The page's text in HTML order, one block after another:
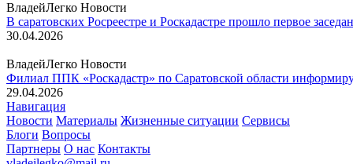
ВладейЛегко Новости
В саратовских Росреестре и Роскадастре прошло первое
30.04.2026
ВладейЛегко Новости
Филиал ППК «Роскадастр» по Саратовской области
29.04.2026
Навигация
Новости Материалы Жизненные ситуации Сервисы
Блоги Вопросы
Партнеры О нас Контакты